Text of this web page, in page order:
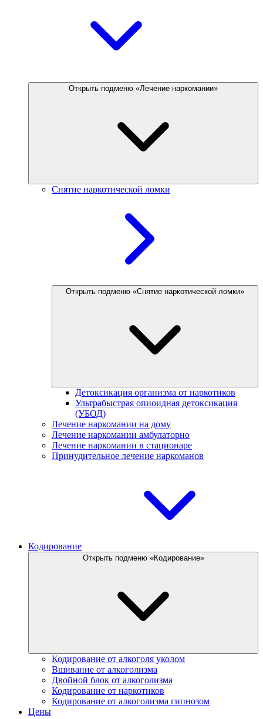
Открыть подменю «Лечение наркомании»
Снятие наркотической ломки
Открыть подменю «Снятие наркотической ломки»
Детоксикация организма от наркотиков
Ультрабыстрая опиоидная детоксикация
(УБОД)
Лечение наркомании на дому
Лечение наркомании амбулаторно
Лечение наркомании в стационаре
Принудительное лечение наркоманов
Кодирование
Открыть подменю «Кодирование»
Кодирование от алкоголя уколом
Вшивание от алкоголизма
Двойной блок от алкоголизма
Кодирование от наркотиков
Кодирование от алкоголизма гипнозом
Цены